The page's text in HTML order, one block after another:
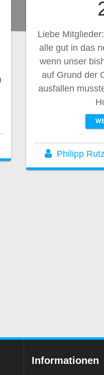
Liebe
alle gut in das
wenn unser
auf Grund der
ausfallen
Philipp
Informationen